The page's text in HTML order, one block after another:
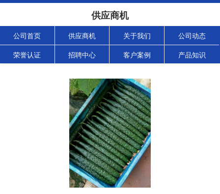
供应商机
公司首页 供应商机 关于我们 公司动态
荣誉认证 招聘中心 客户案例 产品知识